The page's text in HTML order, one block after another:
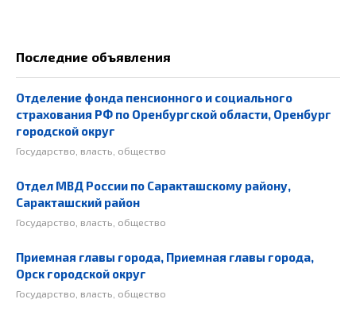
Последние объявления
Отделение фонда пенсионного и социального
страхования РФ по Оренбургской области, Оренбург
городской округ
Государство, власть, общество
Отдел МВД России по Саракташскому району,
Саракташский район
Государство, власть, общество
Приемная главы города, Приемная главы города,
Орск городской округ
Государство, власть, общество